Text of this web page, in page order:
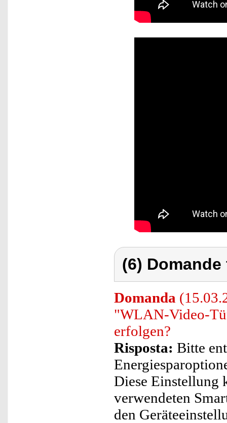
(6)
Domanda
"WLAN-Video-
erfolgen?
Risposta: Bitte
Diese Einstellung
verwendeten
den